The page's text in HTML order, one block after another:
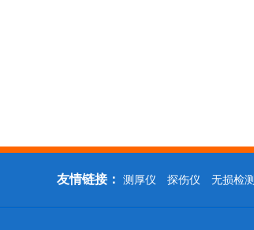
友情链接： 测厚仪 探伤仪 无损检测